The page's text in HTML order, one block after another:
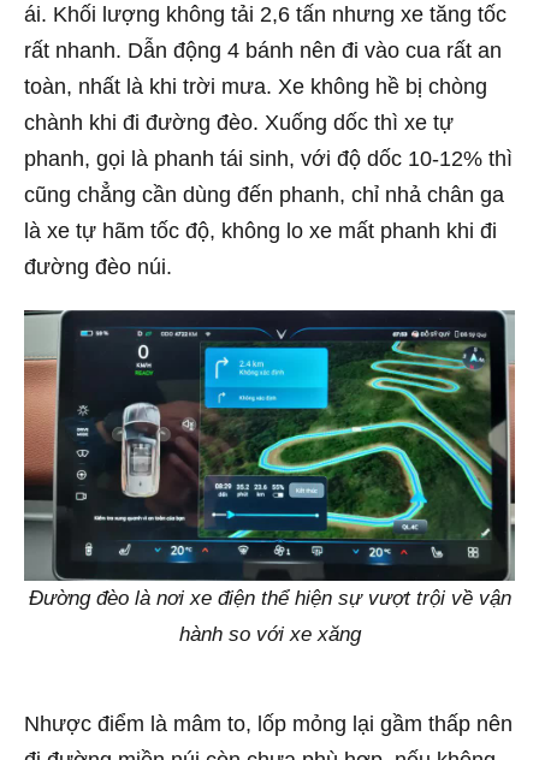
ái. Khối lượng không tải 2,6 tấn nhưng xe tăng tốc
rất nhanh. Dẫn động 4 bánh nên đi vào cua rất an
toàn, nhất là khi trời mưa. Xe không hề bị chòng
chành khi đi đường đèo. Xuống dốc thì xe tự
phanh, gọi là phanh tái sinh, với độ dốc 10-12% thì
cũng chẳng cần dùng đến phanh, chỉ nhả chân ga
là xe tự hãm tốc độ, không lo xe mất phanh khi đi
đường đèo núi.
Đường đèo là nơi xe điện thể hiện sự vượt trội về vận
hành so với xe xăng
Nhược điểm là mâm to, lốp mỏng lại gầm thấp nên